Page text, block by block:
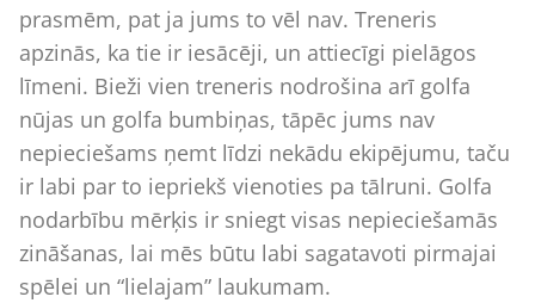
prasmēm, pat ja jums to vēl nav. Treneris
apzinās, ka tie ir iesācēji, un attiecīgi pielāgos
līmeni. Bieži vien treneris nodrošina arī golfa
nūjas un golfa bumbiņas, tāpēc jums nav
nepieciešams ņemt līdzi nekādu ekipējumu, taču
ir labi par to iepriekš vienoties pa tālruni. Golfa
nodarbību mērķis ir sniegt visas nepieciešamās
zināšanas, lai mēs būtu labi sagatavoti pirmajai
spēlei un “lielajam” laukumam.